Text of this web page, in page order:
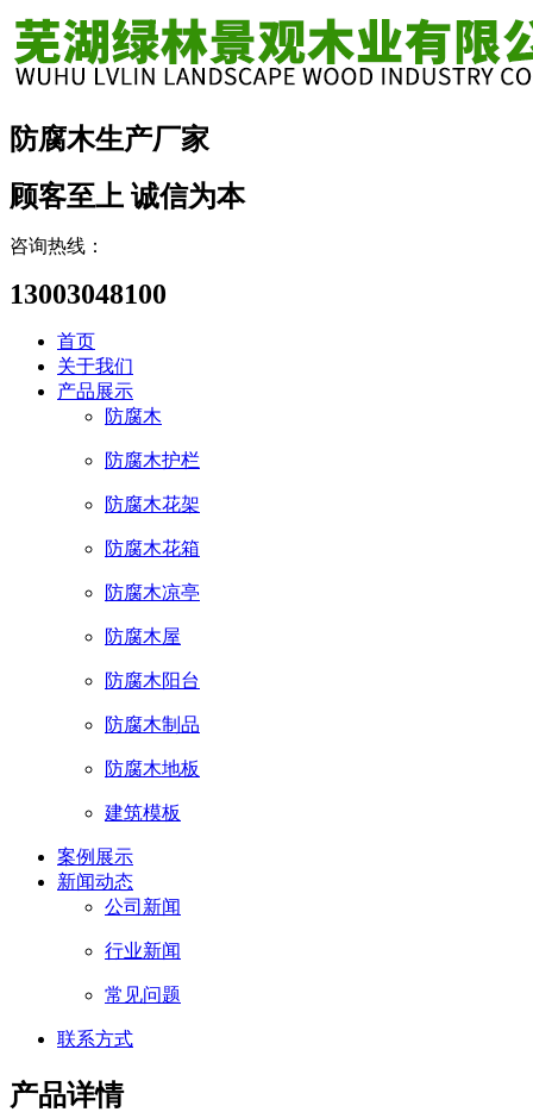
防腐木生产厂家
顾客至上 诚信为本
咨询热线：
13003048100
首页
关于我们
产品展示
防腐木
防腐木护栏
防腐木花架
防腐木花箱
防腐木凉亭
防腐木屋
防腐木阳台
防腐木制品
防腐木地板
建筑模板
案例展示
新闻动态
公司新闻
行业新闻
常见问题
联系方式
产品详情